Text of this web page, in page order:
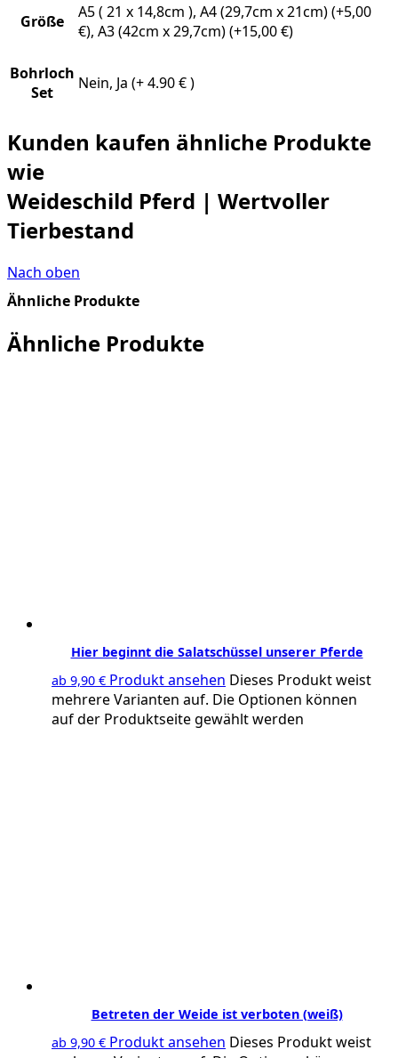
Größe
A5 ( 21 x 14,8cm ), A4 (29,7cm x 21cm) (+5,00
€), A3 (42cm x 29,7cm) (+15,00 €)
Bohrloch
Set
Nein, Ja (+ 4.90 € )
Kunden kaufen ähnliche Produkte
wie
Weideschild Pferd | Wertvoller
Tierbestand
Nach oben
Ähnliche Produkte
Ähnliche Produkte
Hier beginnt die Salatschüssel unserer Pferde
ab 9,90 € Produkt ansehen Dieses Produkt weist
mehrere Varianten auf. Die Optionen können
auf der Produktseite gewählt werden
Betreten der Weide ist verboten (weiß)
ab 9,90 € Produkt ansehen Dieses Produkt weist